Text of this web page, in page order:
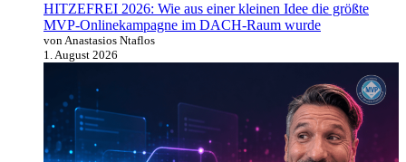
HITZEFREI 2026: Wie aus einer kleinen Idee die größte
MVP-Onlinekampagne im DACH-Raum wurde
von Anastasios Ntaflos
1. August 2026